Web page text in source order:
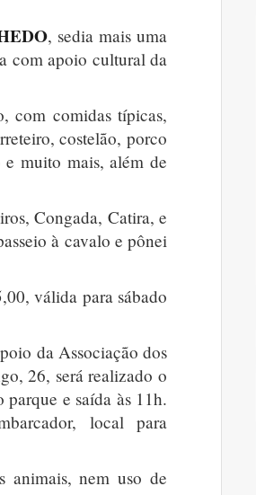
, sedia mais uma
com apoio cultural da
com comidas típicas,
costelão, porco
muito mais, além de
Congada, Catira, e
à cavalo e pônei
válida para sábado
da Associação dos
26, será realizado o
e saída às 11h.
local para
animais, nem uso de